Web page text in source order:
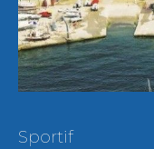
Sportif